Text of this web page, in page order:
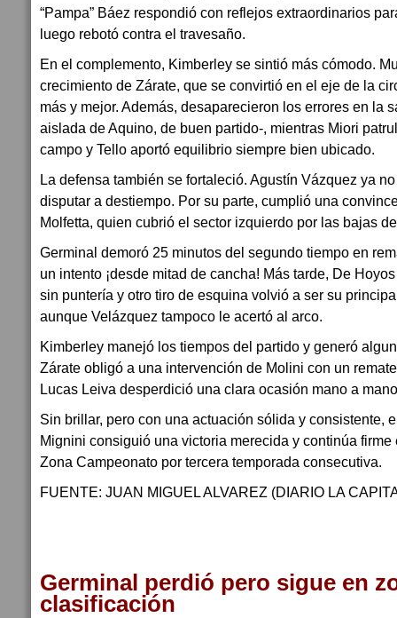
“Pampa” Báez respondió con reflejos extraordinarios
luego rebotó contra el travesaño.
En el complemento, Kimberley se sintió más cómodo.
crecimiento de Zárate, que se convirtió en el eje de la
más y mejor. Además, desaparecieron los errores en la
aislada de Aquino, de buen partido-, mientras Miori
campo y Tello aportó equilibrio siempre bien ubicado.
La defensa también se fortaleció. Agustín Vázquez ya
disputar a destiempo. Por su parte, cumplió una
Molfetta, quien cubrió el sector izquierdo por las bajas
Germinal demoró 25 minutos del segundo tiempo en
un intento ¡desde mitad de cancha! Más tarde, De
sin puntería y otro tiro de esquina volvió a ser su
aunque Velázquez tampoco le acertó al arco.
Kimberley manejó los tiempos del partido y generó
Zárate obligó a una intervención de Molini con un
Lucas Leiva desperdició una clara ocasión mano a
Sin brillar, pero con una actuación sólida y consistente,
Mignini consiguió una victoria merecida y continúa
Zona Campeonato por tercera temporada consecutiva.
FUENTE: JUAN MIGUEL ALVAREZ (DIARIO LA
Germinal perdió pero sigue en
clasificación